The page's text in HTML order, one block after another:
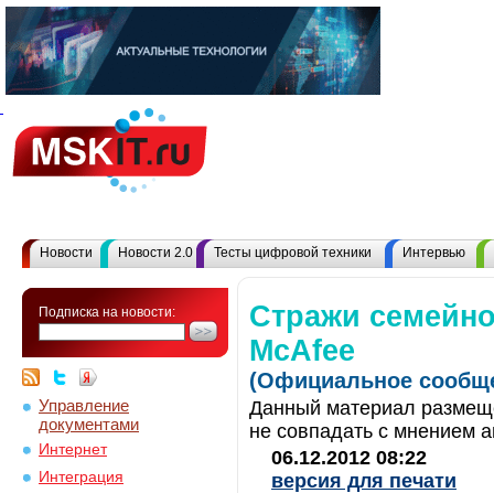
Новости Новости 2.0 Тесты цифровой техники Интервью
Подписка на новости:
Управление
документами
Интернет
Интеграция
Стражи
McAfee
(Официальное
Данный материал
не совпадать с мнением
06.12.2012 08:22
версия для печати